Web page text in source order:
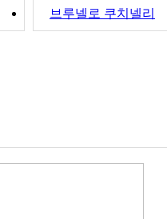
브루넬로 쿠치넬리